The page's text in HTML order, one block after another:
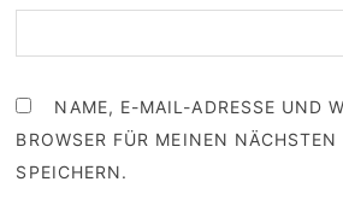
NAME, E-MAIL-ADRESSE UND
BROWSER FÜR MEINEN NÄCHSTEN
SPEICHERN.